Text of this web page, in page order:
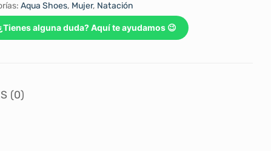
Aqua Shoes, Mujer, Natación
alguna duda? Aquí te ayudamos 😉
(0)